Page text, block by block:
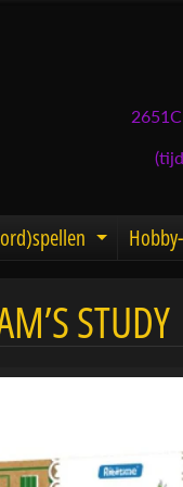
child menuExpand
STUDY